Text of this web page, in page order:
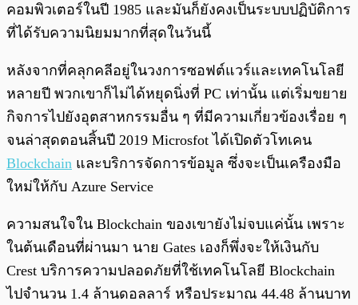
คอมพิวเตอร์ในปี 1985 และมันก็ยังคงเป็นระบบปฏิบัติการ
ที่ได้รับความนิยมมากที่สุดในวันนี้
หลังจากที่คลุกคลีอยู่ในวงการซอฟต์แวร์และเทคโนโลยี
หลายปี พวกเขาก็ไม่ได้หยุดนิ่งที่ PC เท่านั้น แต่เริ่มขยาย
กิจการไปยังอุตสาหกรรมอื่น ๆ ที่มีความเกี่ยวข้องเรื่อย ๆ
จนล่าสุดตอนสิ้นปี 2019 Microsfot ได้เปิดตัวโทเคน
Blockchain และบริการจัดการข้อมูล ซึ่งจะเป็นเครืองมือ
ใหม่ให้กับ Azure Service
ความสนใจใน Blockchain ของเขายังไม่จบแค่นั้น เพราะ
ในต้นเดือนที่ผ่านมา นาย Gates เองก็พึ่งจะให้เงินกับ
Crest บริการความปลอดภัยที่ใช้เทคโนโลยี Blockchain
ไปจำนวน 1.4 ล้านดอลลาร์ หรือประมาณ 44.48 ล้านบาท